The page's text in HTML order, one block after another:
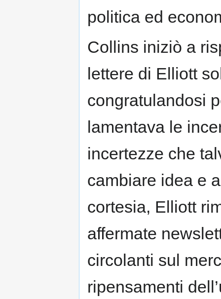
politica ed
Collins iniziò a
lettere di Elliott
congratulandosi
lamentava le
incertezze che
cambiare idea e
cortesia, Elliott
affermate
circolanti sul
ripensamenti